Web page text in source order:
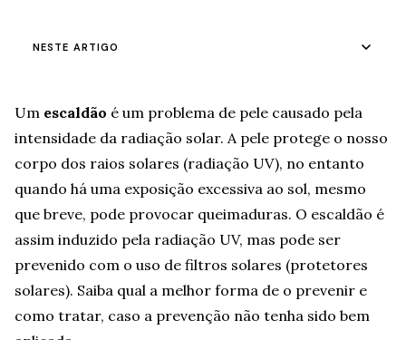
NESTE ARTIGO
Um escaldão é um problema de pele causado pela
intensidade da radiação solar. A pele protege o nosso
corpo dos raios solares (radiação UV), no entanto
quando há uma exposição excessiva ao sol, mesmo
que breve, pode provocar queimaduras. O escaldão é
assim induzido pela radiação UV, mas pode ser
prevenido com o uso de filtros solares (protetores
solares). Saiba qual a melhor forma de o prevenir e
como tratar, caso a prevenção não tenha sido bem